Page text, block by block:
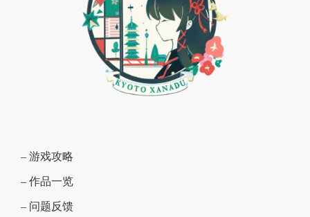
– 游戏攻略
– 作品一览
– 问题反馈